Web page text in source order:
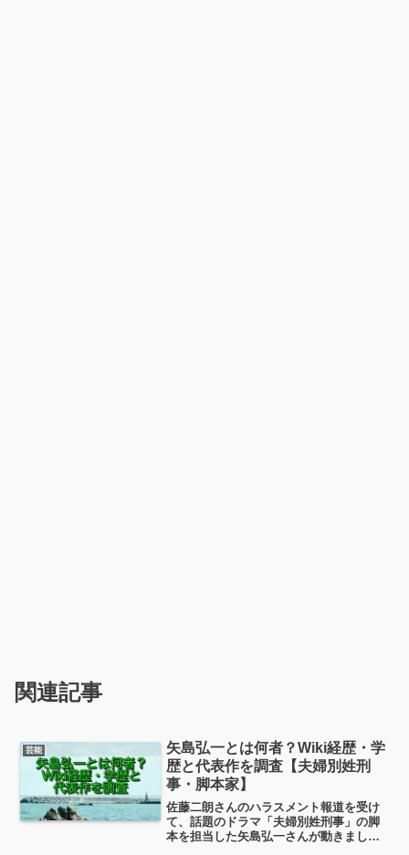
関連記事
芸能
矢島弘一とは何者？Wiki経歴・学
歴と代表作を調査【夫婦別姓刑
事・脚本家】
佐藤二朗さんのハラスメント報道を受け
て、話題のドラマ「夫婦別姓刑事」の脚
本を担当した矢島弘一さんが動きました